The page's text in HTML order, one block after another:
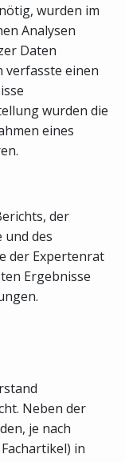
wurden im
Analysen
Daten
verfasste einen
wurden die
eines
der
des
der Expertenrat
Ergebnisse
Neben der
je nach
in